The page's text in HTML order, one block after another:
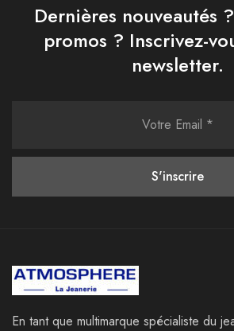
Dernières nouveautés
promos ? Inscrivez-
newsletter.
En tant que multimarque spécialiste du